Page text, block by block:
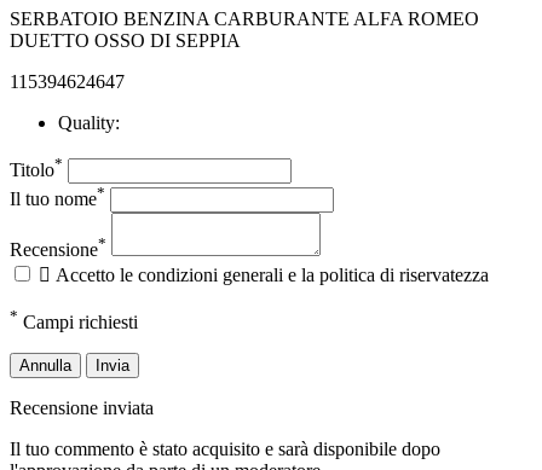
Quality:
Titolo*
Il tuo nome*
Recensione *
 Accetto le condizioni generali e la politica di riservatezza
Campi richiesti
Annulla Invia
Recensione inviata
Il tuo commento è stato acquisito e sarà disponibile dopo
OK
Non è stato possibile inviare la tua recensione